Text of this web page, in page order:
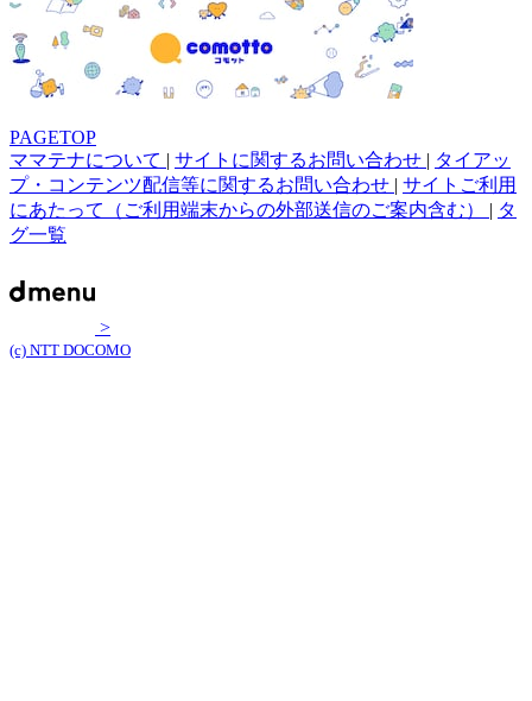
PAGETOP
ママテナについて | サイトに関するお問い合わせ | タイアッ
プ・コンテンツ配信等に関するお問い合わせ | サイトご利用
にあたって（ご利用端末からの外部送信のご案内含む） | タ
グ一覧
>
(c) NTT DOCOMO